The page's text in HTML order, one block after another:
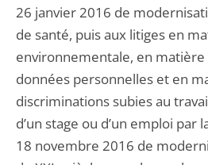
26 janvier 2016 de
de santé, puis aux litiges en
environnementale, en
données personnelles et en
discriminations subies au
d’un stage ou d’un emploi par
18 novembre 2016 de